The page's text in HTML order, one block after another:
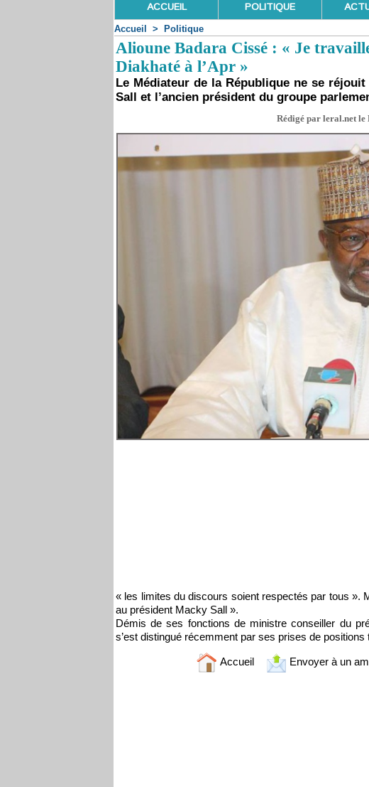
ACCUEIL POLITIQUE
Accueil > Politique
Alioune Badara Cissé : « Je
Diakhaté à l’Apr »
Le Médiateur de la République ne se
Sall et l’ancien président du groupe
Rédigé par leral.net le
« les limites du discours soient respectés par tous ».
au président Macky Sall ».
Démis de ses fonctions de ministre conseiller du
s’est distingué récemment par ses prises de positions
Accueil Envoyer à un